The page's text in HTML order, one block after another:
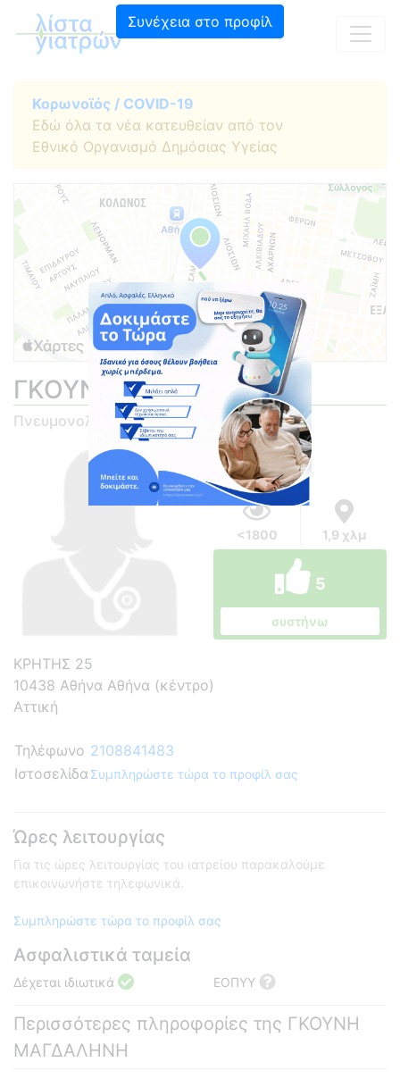
Συνέχεια στο προφίλ
Κορωνοϊός / COVID-19
Εδώ όλα τα νέα κατευθείαν από τον
Εθνικό Οργανισμό Δημόσιας Υγείας
ΓΚΟΥΝΗ ΜΑΓΔΑΛΗΝΗ
Πνευμονολόγος - Φυματιολόγος
<1800 1,9 χλμ
5
συστήνω
ΚΡΗΤΗΣ 25
10438 Αθήνα Αθήνα (κέντρο)
Αττική
Τηλέφωνο 2108841483
Ιστοσελίδα Συμπληρώστε τώρα το προφίλ σας
Ώρες λειτουργίας
Για τις ώρες λειτουργίας του ιατρείου παρακαλούμε
επικοινωνήστε τηλεφωνικά.
Συμπληρώστε τώρα το προφίλ σας
Ασφαλιστικά ταμεία
Δέχεται ιδιωτικά ΕΟΠΥΥ
Περισσότερες πληροφορίες της ΓΚΟΥΝΗ
ΜΑΓΔΑΛΗΝΗ